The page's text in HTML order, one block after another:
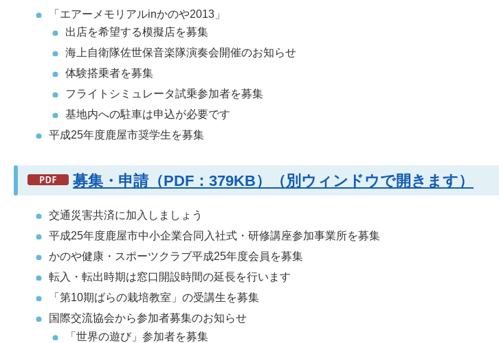
「エアーメモリアルinかのや2013」
出店を希望する模擬店を募集
海上自衛隊佐世保音楽隊演奏会開催のお知らせ
体験搭乗者を募集
フライトシミュレータ試乗参加者を募集
基地内への駐車は申込が必要です
平成25年度鹿屋市奨学生を募集
募集・申請（PDF：379KB）（別ウィンドウで開きます）
交通災害共済に加入しましょう
平成25年度鹿屋市中小企業合同入社式・研修講座参加事業所を募集
かのや健康・スポーツクラブ平成25年度会員を募集
転入・転出時期は窓口開設時間の延長を行います
「第10期ばらの栽培教室」の受講生を募集
国際交流協会から参加者募集のお知らせ
「世界の遊び」参加者を募集